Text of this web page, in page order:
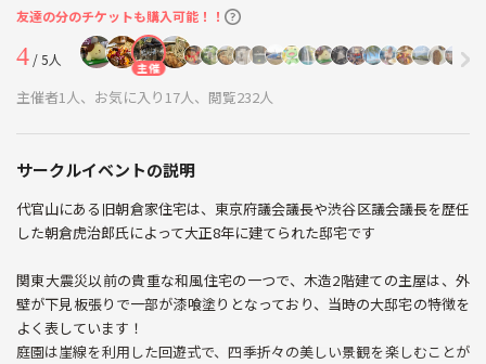
友達の分のチケットも購入可能！！
4/ 5人 主催
主催者1人、お気に入り17人、閲覧232人
サークルイベントの説明
代官山にある旧朝倉家住宅は、東京府議会議長や渋谷区議会議長を歴任
した朝倉虎治郎氏によって大正8年に建てられた邸宅です
関東大震災以前の貴重な和風住宅の一つで、木造2階建ての主屋は、外
壁が下見板張りで一部が漆喰塗りとなっており、当時の大邸宅の特徴を
よく表しています！
庭園は崖線を利用した回遊式で、四季折々の美しい景観を楽しむことが